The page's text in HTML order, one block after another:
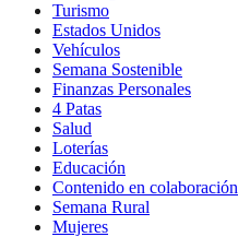
Turismo
Estados Unidos
Vehículos
Semana Sostenible
Finanzas Personales
4 Patas
Salud
Loterías
Educación
Contenido en colaboración
Semana Rural
Mujeres